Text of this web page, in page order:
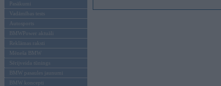
Pasākumi
Vadāmības tests
Autosports
BMWPower aktuāli
Reklāmas raksti
Mēneša BMW
Sērijveida tūnings
BMW pasaules jaunumi
BMW koncepti